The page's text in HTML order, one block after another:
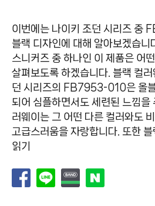
이번에는 나이키 조던 시리즈 중
블랙 디자인에 대해 알아보겠습니
스니커즈 중 하나인 이 제품은 어
살펴보도록 하겠습니다. 블랙 컬
던 시리즈의 FB7953-010은 올
되어 심플하면서도 세련된 느낌을
러웨이는 그 어떤 다른 컬러와도
고급스러움을 자랑합니다. 또한
읽기